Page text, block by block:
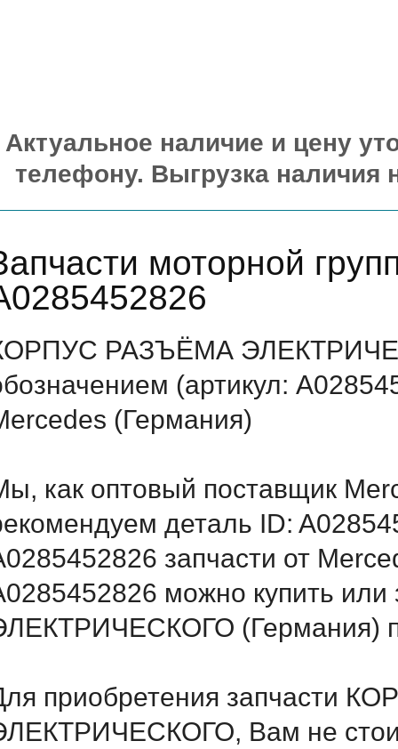
Актуальное наличие и цену
телефону. Выгрузка наличия
моторной
РАЗЪЁМА
(артикул:
(Германия)
как оптовый поставщик
деталь ID:
запчасти от
можно купить
(Германия)
приобретения запчасти
Вам не